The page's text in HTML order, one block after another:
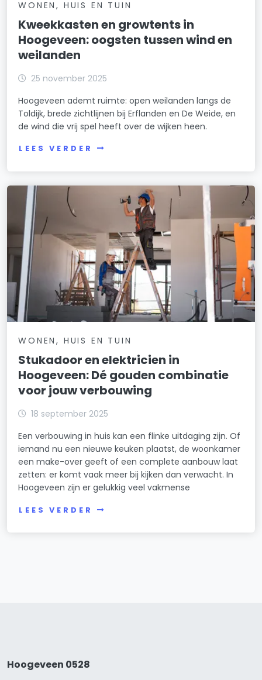
WONEN, HUIS EN TUIN
Kweekkasten en growtents in
Hoogeveen: oogsten tussen wind en
weilanden
25 november 2025
Hoogeveen ademt ruimte: open weilanden langs de
Toldijk, brede zichtlijnen bij Erflanden en De Weide, en
de wind die vrij spel heeft over de wijken heen.
LEES VERDER
WONEN, HUIS EN TUIN
Stukadoor en elektricien in
Hoogeveen: Dé gouden combinatie
voor jouw verbouwing
18 september 2025
Een verbouwing in huis kan een flinke uitdaging zijn. Of
iemand nu een nieuwe keuken plaatst, de woonkamer
een make-over geeft of een complete aanbouw laat
zetten: er komt vaak meer bij kijken dan verwacht. In
Hoogeveen zijn er gelukkig veel vakmense
LEES VERDER
Hoogeveen 0528